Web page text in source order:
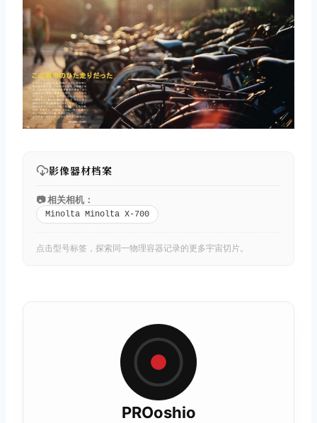
影像器材档案
📷 相关相机：
Minolta Minolta X-700
点击型号标签，探索同一物理容器记录的更多宇宙切片。
PROoshio